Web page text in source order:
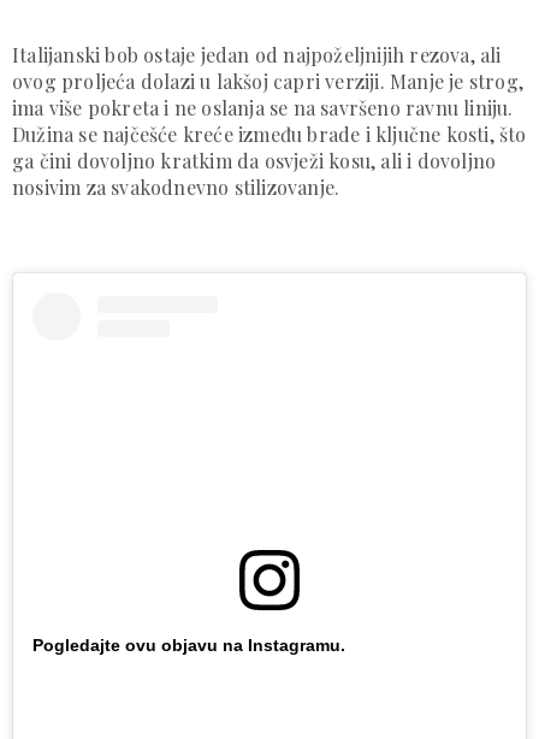
Italijanski bob ostaje jedan od najpoželjnijih rezova, ali
ovog proljeća dolazi u lakšoj capri verziji. Manje je strog,
ima više pokreta i ne oslanja se na savršeno ravnu liniju.
Dužina se najčešće kreće između brade i ključne kosti, što
ga čini dovoljno kratkim da osvježi kosu, ali i dovoljno
nosivim za svakodnevno stilizovanje.
Pogledajte ovu objavu na Instagramu.